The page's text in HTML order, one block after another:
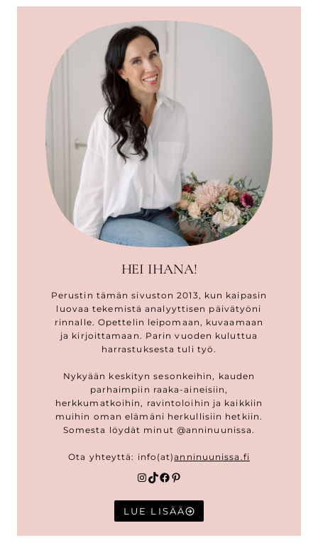
HEI IHANA!
Perustin tämän sivuston 2013, kun kaipasin
luovaa tekemistä analyyttisen päivätyöni
rinnalle. Opettelin leipomaan, kuvaamaan
ja kirjoittamaan. Parin vuoden kuluttua
harrastuksesta tuli työ.
Nykyään keskityn sesonkeihin, kauden
parhaimpiin raaka-aineisiin,
herkkumatkoihin, ravintoloihin ja kaikkiin
muihin oman elämäni herkullisiin hetkiin.
Somesta löydät minut @anninuunissa.
Ota yhteyttä: info(at)anninuunissa.fi
Instagram
TikTok
Facebook
Pinterest
LUE LISÄÄ